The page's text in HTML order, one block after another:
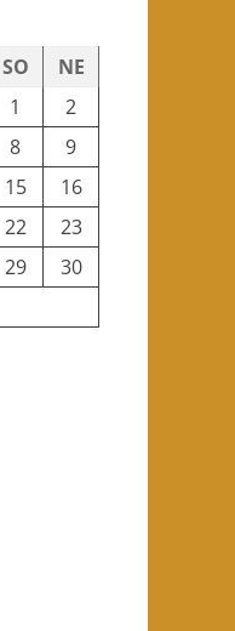
SO
NE
1
2
8
9
15
16
22
23
29
30